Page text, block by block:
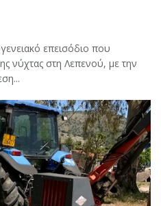
επεισόδιο που
νύχτας στη Λεπενού, με την